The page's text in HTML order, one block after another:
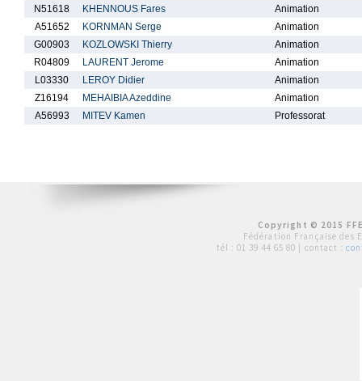
N51618
KHENNOUS Fares
Animation
A51652
KORNMAN Serge
Animation
G00903
KOZLOWSKI Thierry
Animation
R04809
LAURENT Jerome
Animation
L03330
LEROY Didier
Animation
Z16194
MEHAIBIA Azeddine
Animation
A56993
MITEV Kamen Professorat
Copyright © 2015
Fédération Française des
tél : 01 39 44 65 80 | contact :